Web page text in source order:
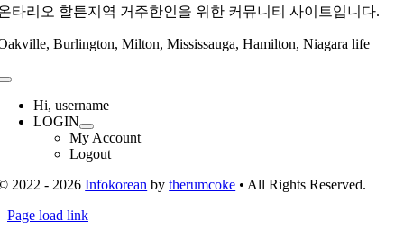
타리오 할튼지역 거주한인을 위한 커뮤니티 사이트입니다.
Burlington, Milton, Mississauga, Hamilton, Niagara life
Toggle
NavigationHi, username
LOGIN
My Account
Logout
2022 - 2026Infokorean bytherumcoke • All Rights Reserved.
Toggle
Page load link